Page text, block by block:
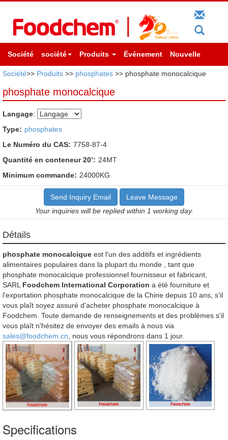
Société société Produits Événement Nouvelle
Société>> Produits >> phosphates >> phosphate monocalcique
phosphate monocalcique
Langage:
Type: phosphates
Le Numéro du CAS: 7758-87-4
Quantité en conteneur 20’: 24MT
Minimum commande: 24000KG
Send Inquiry Email
Leave Message
Your inquiries will be replied within 1 working day.
Détails
phosphate monocalcique est l'un des additifs et ingrédients
alimentaires populaires dans la plupart du monde , tant que
phosphate monocalcique professionnel fournisseur et fabricant,
SARL Foodchem International Corporation a été fourniture et
l'exportation phosphate monocalcique de la Chine depuis 10 ans, s'il
vous plaît soyez assuré d'acheter phosphate monocalcique à
Foodchem. Toute demande de renseignements et des problèmes s'il
vous plaît n'hésitez de envoyer des emails à nous via
sales@foodchem.cn , nous vous répondrons dans 1 jour.
Specifications